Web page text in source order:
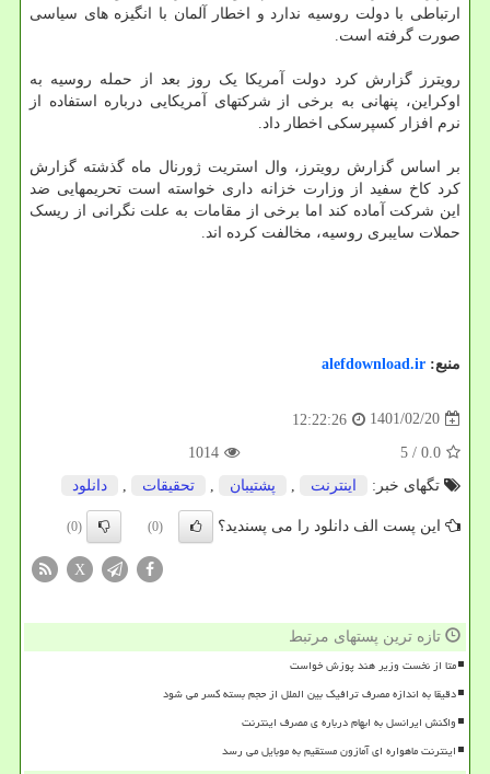
ارتباطی با دولت روسیه ندارد و اخطار آلمان با انگیزه های سیاسی
صورت گرفته است.
رویترز گزارش کرد دولت آمریکا یک روز بعد از حمله روسیه به
اوکراین، پنهانی به برخی از شرکتهای آمریکایی درباره استفاده از
نرم افزار کسپرسکی اخطار داد.
بر اساس گزارش رویترز، وال استریت ژورنال ماه گذشته گزارش
کرد کاخ سفید از وزارت خزانه داری خواسته است تحریمهایی ضد
این شرکت آماده کند اما برخی از مقامات به علت نگرانی از ریسک
حملات سایبری روسیه، مخالفت کرده اند.
منبع: alefdownload.ir
1401/02/20
12:22:26
0.0
/ 5
1014
تگهای خبر:
اینترنت پشتیبان تحقیقات دانلود
این پست الف دانلود را می پسندید؟ (0)
(0)
X
تازه ترین پستهای مرتبط
متا از نخست وزیر هند پوزش خواست
دقیقا به اندازه مصرف ترافیک بین الملل از حجم بسته کسر می شود
واکنش ایرانسل به ابهام درباره ی مصرف اینترنت
اینترنت ماهواره ای آمازون مستقیم به موبایل می رسد